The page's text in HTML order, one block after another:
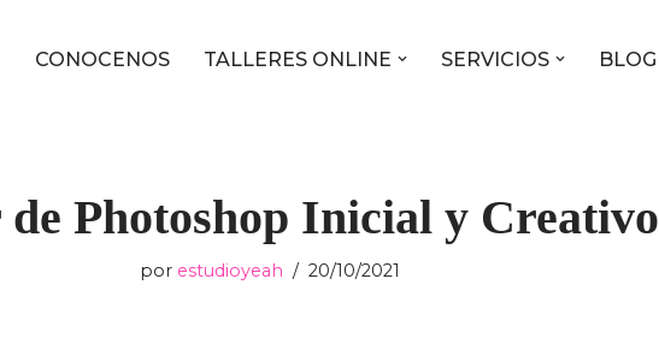
CONOCENOS TALLERES ONLINE SERVICIOS BLOG
Photoshop Inicial y Creativo
por estudioyeah 20/10/2021